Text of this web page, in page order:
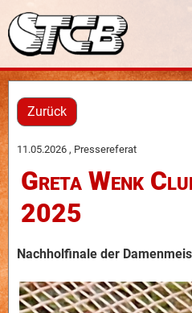
Zurück
11.05.2026 , Pressereferat
Greta Wenk
2025
Nachholfinale der